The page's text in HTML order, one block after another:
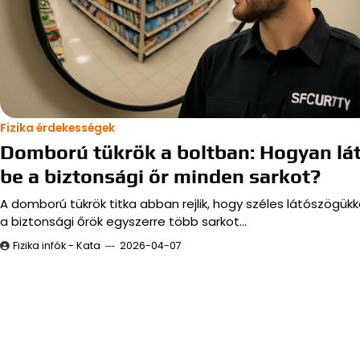
Fizika érdekességek
Domború tükrök a boltban: Hogyan
be a biztonsági őr minden sarkot?
A domború tükrök titka abban rejlik, hogy széles
a biztonsági őrök egyszerre több sarkot…
Fizika infók - Kata 2026-04-07